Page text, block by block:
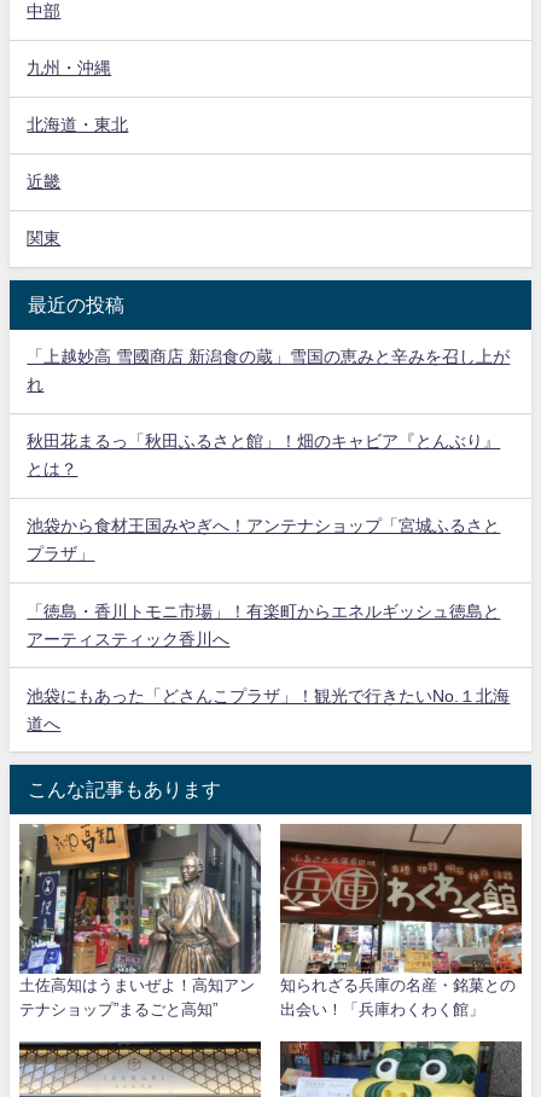
中部
九州・沖縄
北海道・東北
近畿
関東
最近の投稿
「上越妙高 雪國商店 新潟食の蔵」雪国の恵みと辛みを召し上が
れ
秋田花まるっ「秋田ふるさと館」！畑のキャビア『とんぶり』
とは？
池袋から食材王国みやぎへ！アンテナショップ「宮城ふるさと
プラザ」
「徳島・香川トモニ市場」！有楽町からエネルギッシュ徳島と
アーティスティック香川へ
池袋にもあった「どさんこプラザ」！観光で行きたいNo.１北海
道へ
こんな記事もあります
土佐高知はうまいぜよ！高知アン
テナショップ”まるごと高知”
知られざる兵庫の名産・銘菓との
出会い！「兵庫わくわく館」